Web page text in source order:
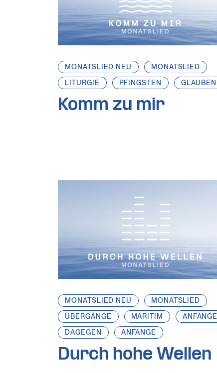
MONATSLIED NEU
MONATSLIED
LITURGIE
PFINGSTEN GLAUBEN
Komm zu mir
MONATSLIED NEU
MONATSLIED
ÜBERGÄNGE
MARITIM
ANFÄNGE
DAGEGEN
ANFÄNGE
Durch hohe Wellen